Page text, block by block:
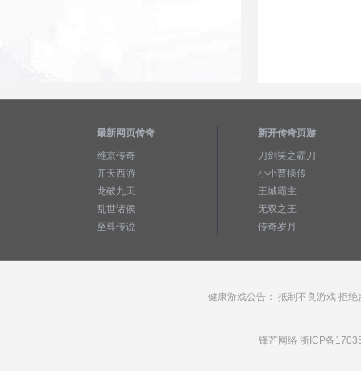
最新网页传奇
维京传奇
开天西游
龙破九天
乱世诸侯
至尊传说
新开传奇页游
刀剑笑之霸刀
小小曹操传
王城霸主
无双之王
传奇岁月
健康游戏公告： 抵制不良游戏 拒
锋芒网络 浙ICP备